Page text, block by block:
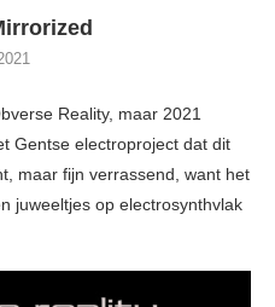
Reality, maar 2021
Gentse electroproject dat dit
maar fijn verrassend, want het
juweeltjes op electrosynthvlak